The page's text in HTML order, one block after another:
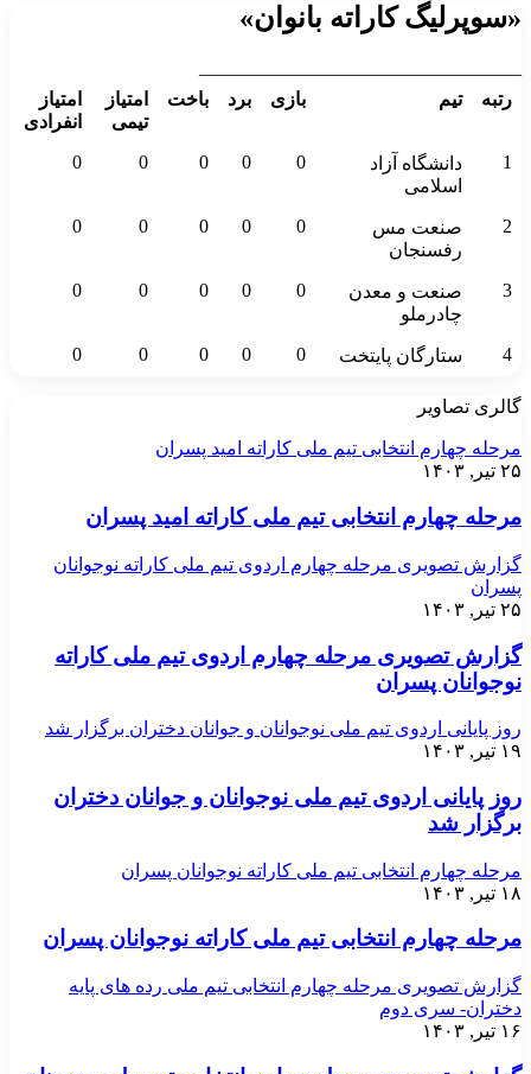
«سوپرلیگ کاراته بانوان»
رتبه
تیم بازی برد باخت
امتیاز
تیمی
امتیاز
انفرادی
1
دانشگاه آزاد
اسلامی
0
0
0
0
0
2
صنعت مس
رفسنجان
0
0
0
0
0
3
صنعت و معدن
چادرملو
0
0
0
0
0
4 ستارگان پایتخت 0
0
0
0
0
گالری تصاویر
مرحله چهارم انتخابی تیم ملی کاراته امید پسران
۲۵ تیر, ۱۴۰۳
مرحله چهارم انتخابی تیم ملی کاراته امید پسران
گزارش تصویری مرحله چهارم اردوی تیم ملی کاراته نوجوانان
پسران
۲۵ تیر, ۱۴۰۳
گزارش تصویری مرحله چهارم اردوی تیم ملی کاراته
نوجوانان پسران
روز پایانی اردوی تیم ملی نوجوانان و جوانان دختران برگزار شد
۱۹ تیر, ۱۴۰۳
روز پایانی اردوی تیم ملی نوجوانان و جوانان دختران
برگزار شد
مرحله چهارم انتخابی تیم ملی کاراته نوجوانان پسران
۱۸ تیر, ۱۴۰۳
مرحله چهارم انتخابی تیم ملی کاراته نوجوانان پسران
گزارش تصویری مرحله چهارم انتخابی تیم ملی رده های پایه
دختران- سری دوم
۱۶ تیر, ۱۴۰۳